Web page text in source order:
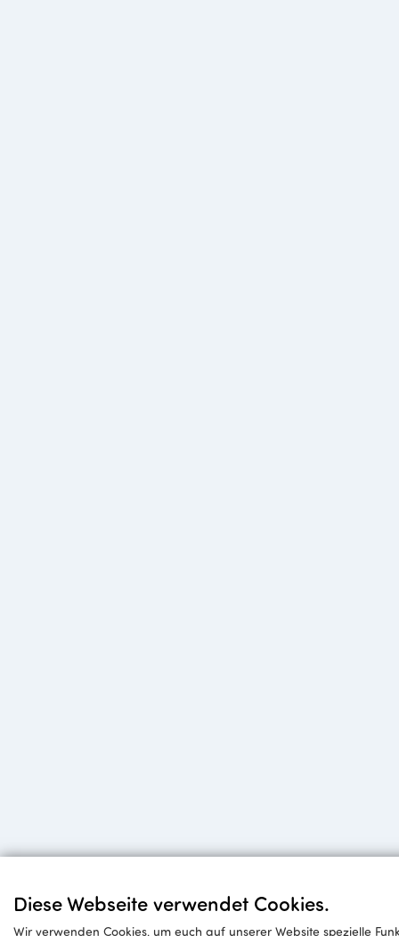
Diese Webseite verwendet Cookies.
Wir verwenden Cookies, um euch auf unserer Website spezielle